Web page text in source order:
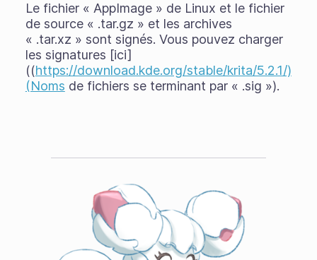
Le fichier « AppImage » de Linux et le fichier
de source « .tar.gz » et les archives
« .tar.xz » sont signés. Vous pouvez charger
les signatures [ici]
((https://download.kde.org/stable/krita/5.2.1/)
(Noms de fichiers se terminant par « .sig »).